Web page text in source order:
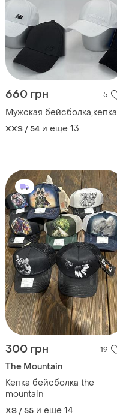
660 грн 5
Мужская бейсболка,кепка
XXS / 54 и еще 13
300 грн 19
The Mountain
Кепка бейсболка the
mountain
XS / 55 и еще 14